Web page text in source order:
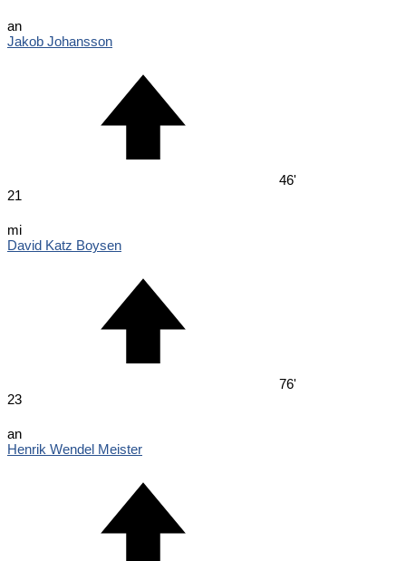
an
Jakob Johansson
46'
21
mi
David Katz Boysen
76'
23
an
Henrik Wendel Meister